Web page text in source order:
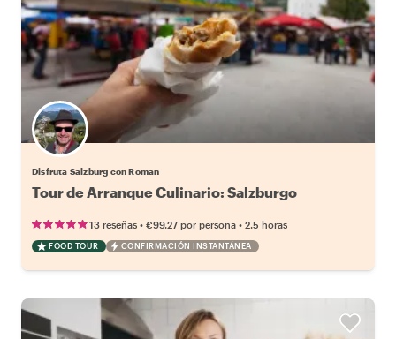
Disfruta Salzburg con Roman
Tour de Arranque Culinario: Salzburgo
13 reseñas • €99.27 por persona • 2.5 horas
FOOD TOUR CONFIRMACIÓN INSTANTÁNEA